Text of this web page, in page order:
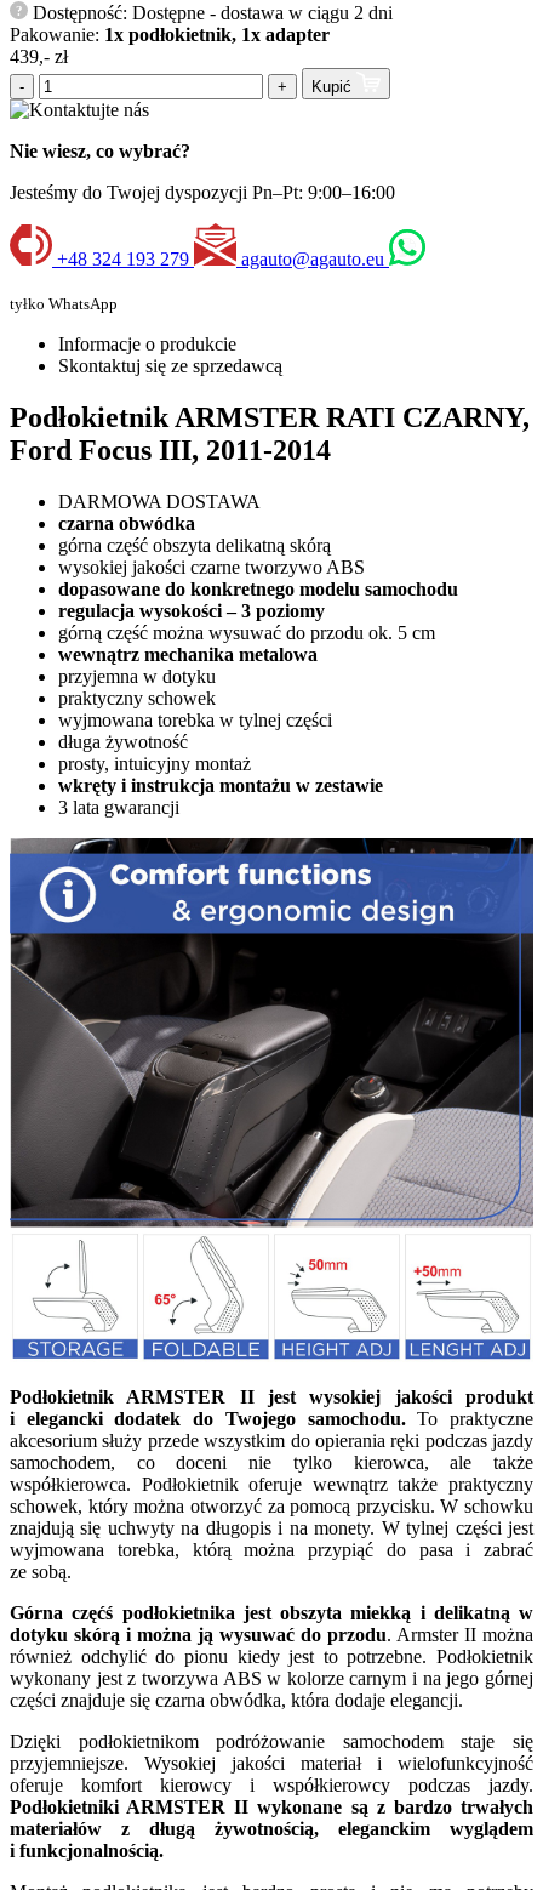
?
Dostępność: Dostępne - dostawa w ciągu 2 dni
Pakowanie: 1x podłokietnik, 1x adapter
439,- zł
- + Kupić
Nie wiesz, co wybrać?
Jesteśmy do Twojej dyspozycji Pn–Pt: 9:00–16:00
+48 324 193 279 agauto@agauto.eu
tyłko WhatsApp
Informacje o produkcie
Skontaktuj się ze sprzedawcą
Podłokietnik ARMSTER RATI CZARNY,
Ford Focus III, 2011-2014
DARMOWA DOSTAWA
czarna obwódka
górna część obszyta delikatną skórą
wysokiej jakości czarne tworzywo ABS
dopasowane do konkretnego modelu samochodu
regulacja wysokości – 3 poziomy
górną część można wysuwać do przodu ok. 5 cm
wewnątrz mechanika metalowa
przyjemna w dotyku
praktyczny schowek
wyjmowana torebka w tylnej części
długa żywotność
prosty, intuicyjny montaż
wkręty i instrukcja montażu w zestawie
3 lata gwarancji
Podłokietnik ARMSTER II jest wysokiej jakości produkt
i elegancki dodatek do Twojego samochodu.To praktyczne
akcesorium służy przede wszystkim do opierania ręki podczas jazdy
samochodem, co doceni nie tylko kierowca, ale także
współkierowca. Podłokietnik oferuje wewnątrz także praktyczny
schowek, który można otworzyć za pomocą przycisku. W schowku
znajdują się uchwyty na długopis i na monety. W tylnej części jest
wyjmowana torebka, którą można przypiąć do pasa i zabrać
ze sobą.
Górna częćś podłokietnika jest obszyta miekką i delikatną w
dotyku skórą i można ją wysuwać do przodu. Armster II można
również odchylić do pionu kiedy jest to potrzebne. Podłokietnik
wykonany jest z tworzywa ABS w kolorze carnym i na jego górnej
części znajduje się czarna obwódka, która dodaje elegancji.
Dzięki podłokietnikom podróżowanie samochodem staje się
przyjemniejsze. Wysokiej jakości materiał i wielofunkcyjność
oferuje komfort kierowcy i współkierowcy podczas jazdy.
Podłokietniki ARMSTER II wykonane są z bardzo trwałych
materiałów z długą żywotnością, eleganckim wyglądem
i funkcjonalnością.